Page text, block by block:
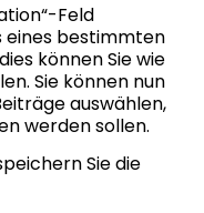
Feld
eines bestimmten
können Sie wie
Sie können nun
auswählen,
werden sollen.
Sie die